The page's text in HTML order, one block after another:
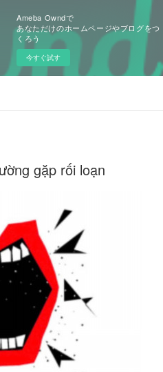
Ameba Owndで
あなただけのホームページやブログをつ
くろう
今すぐ試す
gặp rối loạn